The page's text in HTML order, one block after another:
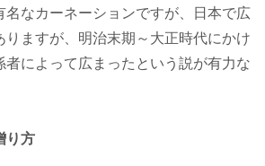
名なカーネーションですが、日本で広
りますが、明治末期～大正時代にかけ
者によって広まったという説が有力な
り方